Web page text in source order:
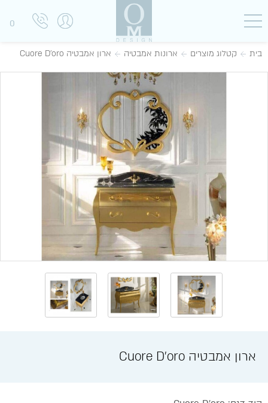
0
בית קטלוג מוצרים ארונות אמבטיה ארון אמבטיה Cuore D'oro
ארון אמבטיה Cuore D'oro